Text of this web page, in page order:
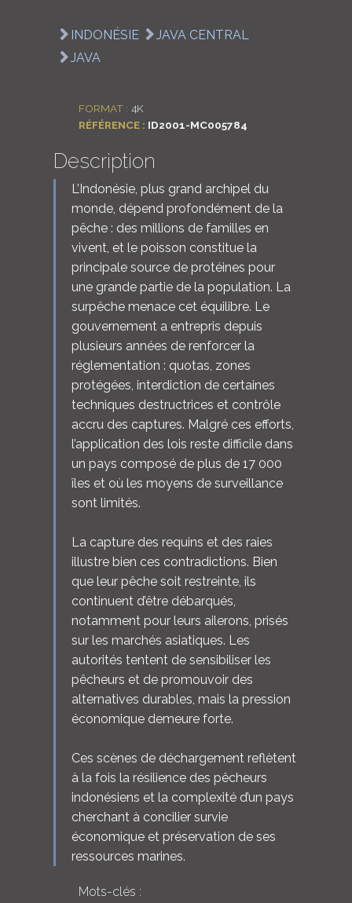
INDONÉSIE
JAVA CENTRAL
JAVA
FORMAT : 4K
RÉFÉRENCE : ID2001-MC005784
Description
L’Indonésie, plus grand archipel du
monde, dépend profondément de la
pêche : des millions de familles en
vivent, et le poisson constitue la
principale source de protéines pour
une grande partie de la population. La
surpêche menace cet équilibre. Le
gouvernement a entrepris depuis
plusieurs années de renforcer la
réglementation : quotas, zones
protégées, interdiction de certaines
techniques destructrices et contrôle
accru des captures. Malgré ces efforts,
l’application des lois reste difficile dans
un pays composé de plus de 17 000
îles et où les moyens de surveillance
sont limités.
La capture des requins et des raies
illustre bien ces contradictions. Bien
que leur pêche soit restreinte, ils
continuent d’être débarqués,
notamment pour leurs ailerons, prisés
sur les marchés asiatiques. Les
autorités tentent de sensibiliser les
pêcheurs et de promouvoir des
alternatives durables, mais la pression
économique demeure forte.
Ces scènes de déchargement reflètent
à la fois la résilience des pêcheurs
indonésiens et la complexité d’un pays
cherchant à concilier survie
économique et préservation de ses
ressources marines.
Mots-clés :